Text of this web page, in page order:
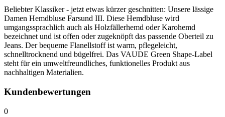
Beliebter Klassiker - jetzt etwas kürzer geschnitten: Unsere lässige
Damen Hemdbluse Farsund III. Diese Hemdbluse wird
umgangssprachlich auch als Holzfällerhemd oder Karohemd
bezeichnet und ist offen oder zugeknöpft das passende Oberteil zu
Jeans. Der bequeme Flanellstoff ist warm, pflegeleicht,
schnelltrocknend und bügelfrei. Das VAUDE Green Shape-Label
steht für ein umweltfreundliches, funktionelles Produkt aus
nachhaltigen Materialien.
Kundenbewertungen
0